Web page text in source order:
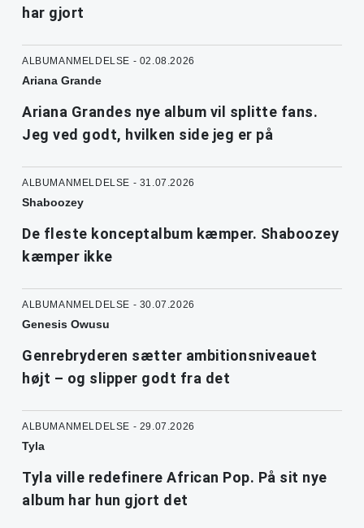
har gjort
ALBUMANMELDELSE - 02.08.2026
Ariana Grande
Ariana Grandes nye album vil splitte fans.
Jeg ved godt, hvilken side jeg er på
ALBUMANMELDELSE - 31.07.2026
Shaboozey
De fleste konceptalbum kæmper. Shaboozey
kæmper ikke
ALBUMANMELDELSE - 30.07.2026
Genesis Owusu
Genrebryderen sætter ambitionsniveauet
højt – og slipper godt fra det
ALBUMANMELDELSE - 29.07.2026
Tyla
Tyla ville redefinere African Pop. På sit nye
album har hun gjort det